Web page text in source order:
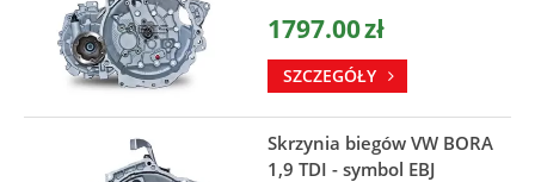
1797.00zł
SZCZEGÓŁY
Skrzynia biegów VW BORA
1,9 TDI - symbol EBJ